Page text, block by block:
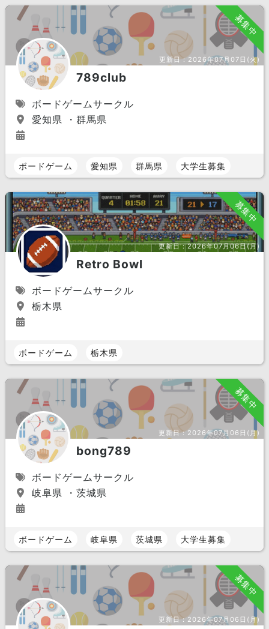
募集中
更新日： 2026年07月07日(火)
789club
ボードゲームサークル
愛知県 ・群馬県
ボードゲーム 愛知県 群馬県 大学生募集
募集中
更新日：2026年07月06日(月)
Retro Bowl
ボードゲームサークル
栃木県
ボードゲーム 栃木県
募集中
更新日：2026年07月06日(月)
bong789
ボードゲームサークル
岐阜県 ・茨城県
ボードゲーム 岐阜県 茨城県 大学生募集
募集中
更新日：2026年07月06日(月)